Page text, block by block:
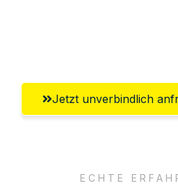
Jetzt unverbindlich
ECHTE